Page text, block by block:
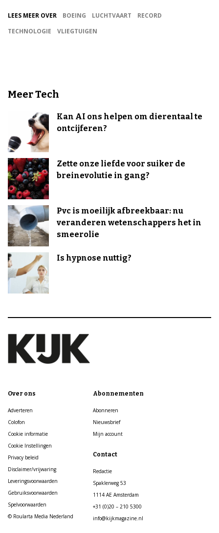
LEES MEER OVER BOEING LUCHTVAART
RECORD
TECHNOLOGIE
VLIEGTUIGEN
Meer Tech
Kan AI ons helpen om dierentaal te
ontcijferen?
Zette onze liefde voor suiker de
breinevolutie in gang?
Pvc is moeilijk afbreekbaar: nu
veranderen wetenschappers het in
smeerolie
Is hypnose nuttig?
Over ons
Adverteren
Colofon
Cookie informatie
Cookie Instellingen
Privacy beleid
Disclaimer/vrijwaring
Leveringsvoorwaarden
Gebruiksvoorwaarden
Spelvoorwaarden
© Roularta Media Nederland
Abonnementen
Abonneren
Nieuwsbrief
Mijn account
Contact
Redactie
Spaklerweg 53
1114 AE Amsterdam
+31 (0)20 – 210 5300
info@kijkmagazine.nl